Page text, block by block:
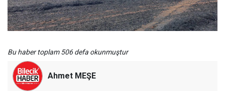
Bu haber toplam 506 defa okunmuştur
Ahmet MEŞE